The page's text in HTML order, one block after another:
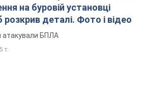
на буровій установці
деталі. Фото і відео
атакували БПЛА
т.